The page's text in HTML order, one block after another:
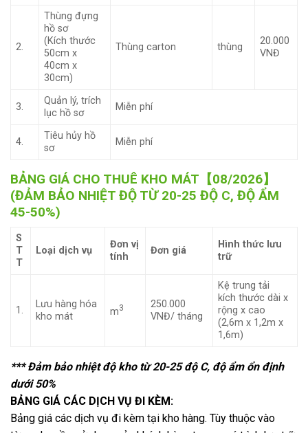
2.
Thùng đựng
hồ sơ
(Kích thước
50cm x
40cm x
30cm)
Thùng carton thùng
20.000
VNĐ
3.
Quản lý, trích
lục hồ sơ
Miễn phí
4.
Tiêu hủy hồ
sơ
Miễn phí
BẢNG GIÁ CHO THUÊ KHO MÁT【08/2026】
(ĐẢM BẢO NHIỆT ĐỘ TỪ 20-25 ĐỘ C, ĐỘ ẨM
45-50%)
S
T
T
Loại dịch vụ
Đơn vị
tính
Đơn giá
Hình thức lưu
trữ
1.
Lưu hàng hóa
kho mát
m3
250.000
VNĐ/ tháng
Kệ trung tải
kích thước dài x
rộng x cao
(2,6m x 1,2m x
1,6m)
*** Đảm bảo nhiệt độ kho từ 20-25 độ C, độ ẩm ổn định
dưới 50%
BẢNG GIÁ CÁC DỊCH VỤ ĐI KÈM:
Bảng giá các dịch vụ đi kèm tại kho hàng. Tùy thuộc vào